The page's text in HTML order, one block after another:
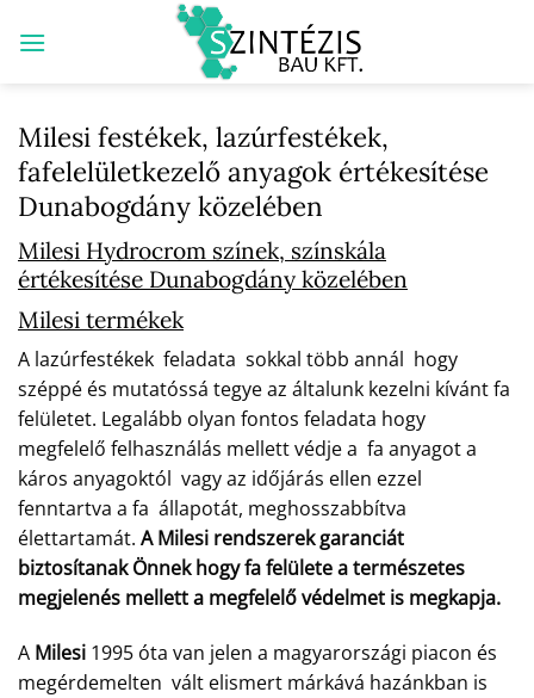
Milesi festékek, lazúrfestékek,
fafelelületkezelő anyagok értékesítése
Dunabogdány közelében
Milesi Hydrocrom színek, színskála
értékesítése Dunabogdány közelében
Milesi termékek
A lazúrfestékek feladata sokkal több annál hogy
széppé és mutatóssá tegye az általunk kezelni kívánt fa
felületet. Legalább olyan fontos feladata hogy
megfelelő felhasználás mellett védje a fa anyagot a
káros anyagoktól vagy az időjárás ellen ezzel
fenntartva a fa állapotát, meghosszabbítva
élettartamát. A Milesi rendszerek garanciát
biztosítanak Önnek hogy fa felülete a természetes
megjelenés mellett a megfelelő védelmet is megkapja.
A Milesi 1995 óta van jelen a magyarországi piacon és
megérdemelten vált elismert márkává hazánkban is